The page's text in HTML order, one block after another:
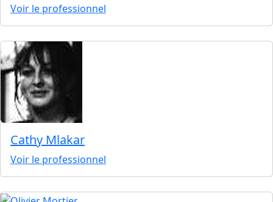
Voir le professionnel
Cathy Mlakar
Voir le professionnel